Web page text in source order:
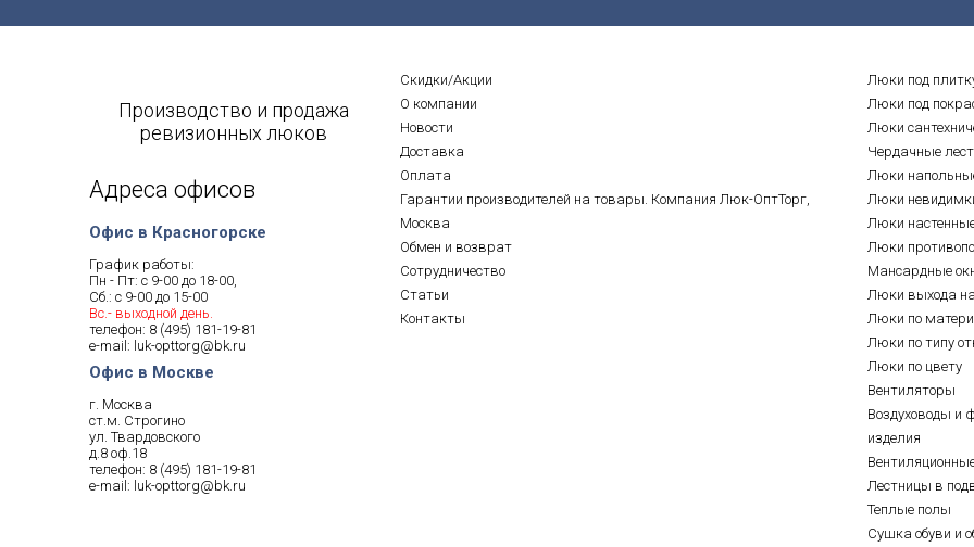
Производство и продажа
ревизионных люков
Адреса офисов
Офис в Красногорске
График работы:
Пн - Пт: с 9-00 до 18-00,
Сб.: с 9-00 до 15-00
Вс.- выходной день.
телефон: 8 (495) 181-19-81
e-mail: luk-opttorg@bk.ru
Офис в Москве
г. Москва
ст.м. Строгино
ул. Твардовского
д.8 оф.18
телефон: 8 (495) 181-19-81
e-mail: luk-opttorg@bk.ru
Скидки/Акции
О компании
Новости
Доставка
Оплата
Гарантии производителей на товары. Компания Люк-ОптТорг,
Москва
Обмен и возврат
Сотрудничество
Статьи
Контакты
Люки под
Люки под
Люки
Чердачные
Люки
Люки
Люки
Люки
Мансардные
Люки выхода
Люки по
Люки по типу
Люки по цвету
Вентиляторы
Воздуховоды и
изделия
Лестницы в
Теплые полы
Сушка обуви и